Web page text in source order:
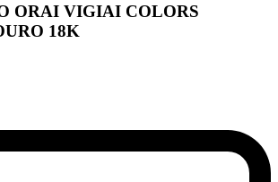
ORAI VIGIAI COLORS
18K